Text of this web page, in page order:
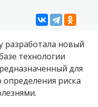
разработала новый
технологии
для
риска